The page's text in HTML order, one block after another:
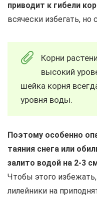
приводит к гибели
всячески избегать,
Корни
высокий
шейка корня
уровня воды.
Поэтому особенно
таяния снега или
залито водой на 2-3
Чтобы этого
лилейники на